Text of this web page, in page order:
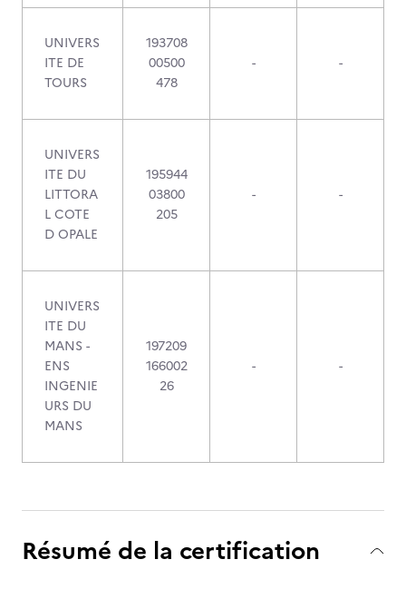
UNIVERS
ITE DE
TOURS
193708
00500
478
- -
UNIVERS
ITE DU
LITTORA
L COTE
D OPALE
195944
03800
205
- -
UNIVERS
ITE DU
MANS -
ENS
INGENIE
URS DU
MANS
197209
166002
26
- -
Résumé de la certification